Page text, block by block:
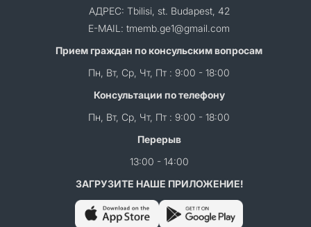
АДРЕС: Tbilisi, st. Budapest, 42
E-MAIL: tmemb.ge1@gmail.com
Прием граждан по консульским вопросам
Пн, Вт, Ср, Чт, Пт : 9:00 - 18:00
Консультации по телефону
Пн, Вт, Ср, Чт, Пт : 9:00 - 18:00
Перерыв
13:00 - 14:00
ЗАГРУЗИТЕ НАШЕ ПРИЛОЖЕНИЕ!